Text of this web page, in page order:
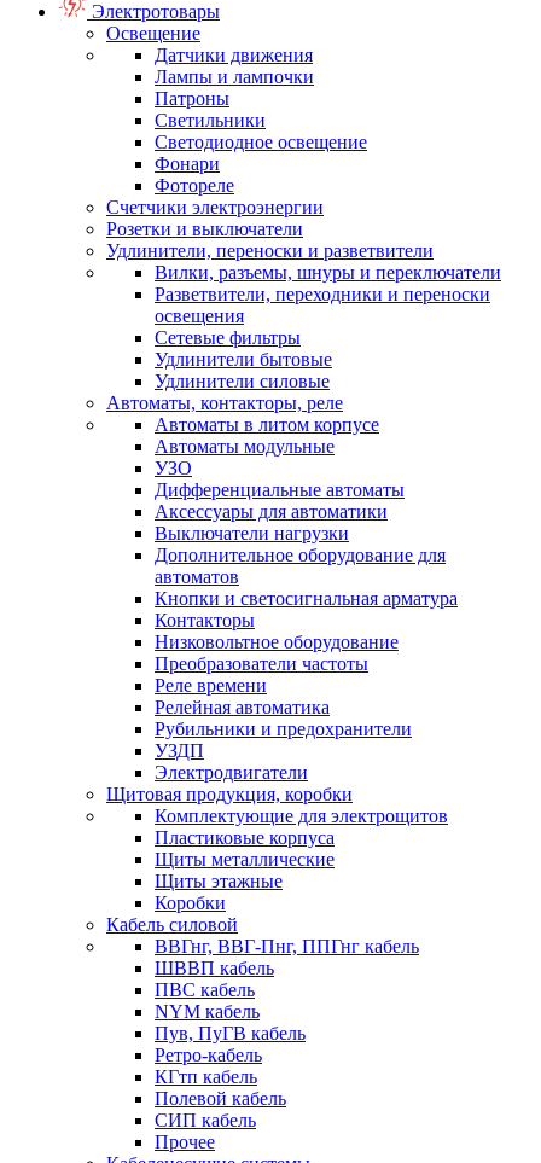
Электротовары
Освещение
Датчики движения
Лампы и лампочки
Патроны
Светильники
Светодиодное освещение
Фонари
Фотореле
Счетчики электроэнергии
Розетки и выключатели
Удлинители, переноски и разветвители
Вилки, разъемы, шнуры и переключатели
Разветвители, переходники и переноски
освещения
Сетевые фильтры
Удлинители бытовые
Удлинители силовые
Автоматы, контакторы, реле
Автоматы в литом корпусе
Автоматы модульные
УЗО
Дифференциальные автоматы
Аксессуары для автоматики
Выключатели нагрузки
Дополнительное оборудование для
автоматов
Кнопки и светосигнальная арматура
Контакторы
Низковольтное оборудование
Преобразователи частоты
Реле времени
Релейная автоматика
Рубильники и предохранители
УЗДП
Электродвигатели
Щитовая продукция, коробки
Комплектующие для электрощитов
Пластиковые корпуса
Щиты металлические
Щиты этажные
Коробки
Кабель силовой
ВВГнг, ВВГ-Пнг, ППГнг кабель
ШВВП кабель
ПВС кабель
NYM кабель
Пув, ПуГВ кабель
Ретро-кабель
КГтп кабель
Полевой кабель
СИП кабель
Прочее